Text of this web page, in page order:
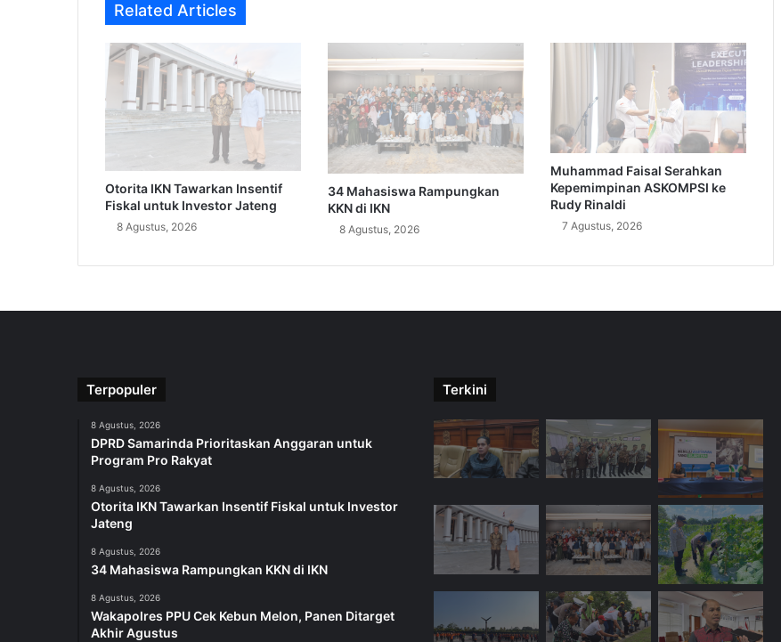
Related Articles
Otorita IKN Tawarkan Insentif
Fiskal untuk Investor Jateng
8 Agustus, 2026
34 Mahasiswa Rampungkan
KKN di IKN
8 Agustus, 2026
Muhammad Faisal Serahkan
Kepemimpinan ASKOMPSI ke
Rudy Rinaldi
7 Agustus, 2026
Terpopuler
8 Agustus, 2026
DPRD Samarinda Prioritaskan Anggaran untuk
Program Pro Rakyat
8 Agustus, 2026
Otorita IKN Tawarkan Insentif Fiskal untuk Investor
Jateng
8 Agustus, 2026
34 Mahasiswa Rampungkan KKN di IKN
8 Agustus, 2026
Wakapolres PPU Cek Kebun Melon, Panen Ditarget
Akhir Agustus
Terkini